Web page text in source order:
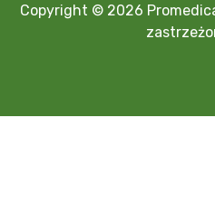
Copyright © 2026